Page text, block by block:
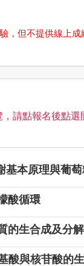
，但不提供線上
請點報名後點選
基本原理與葡
酸循環
的生合成及分解
酸與核苷酸的